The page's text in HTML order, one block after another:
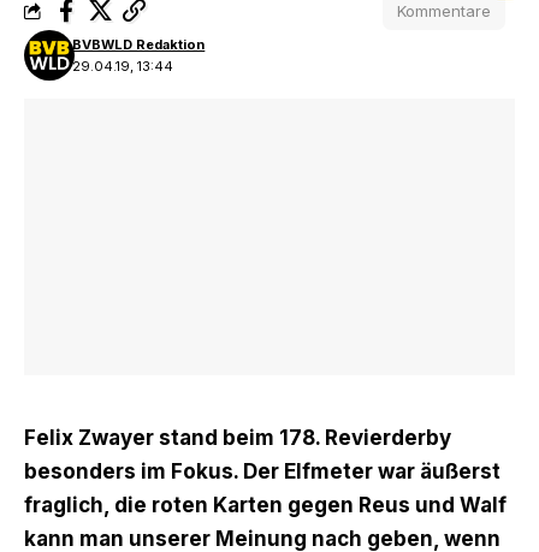
29.04.19, 13:44
BVBWLD Redaktion
Kommentare
Felix Zwayer stand beim 178. Revierderby
besonders im Fokus. Der Elfmeter war äußerst
fraglich, die roten Karten gegen Reus und Walf
kann man unserer Meinung nach geben, wenn